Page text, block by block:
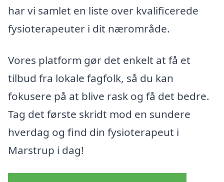
har vi samlet en liste over kvalificerede
fysioterapeuter i dit nærområde.
Vores platform gør det enkelt at få et
tilbud fra lokale fagfolk, så du kan
fokusere på at blive rask og få det bedre.
Tag det første skridt mod en sundere
hverdag og find din fysioterapeut i
Marstrup i dag!